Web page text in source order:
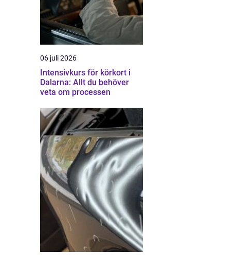
06 juli 2026
Intensivkurs för körkort i
Dalarna: Allt du behöver
veta om processen